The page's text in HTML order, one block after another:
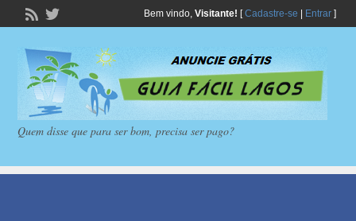
Bem vindo, Visitante! [Cadastre-se Entrar]
Quem disse que para ser bom, precisa ser pago?